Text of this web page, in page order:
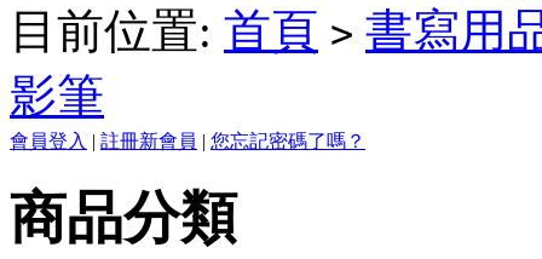
目前位置: 首頁 > 書寫用
影筆
會員登入 | 註冊新會員 | 您忘記密碼了嗎？
商品分類